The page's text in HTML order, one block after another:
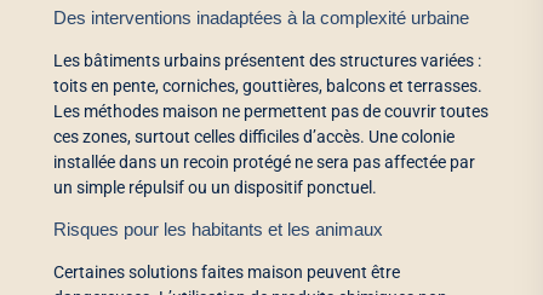
Des interventions inadaptées à la complexité urbaine
Les bâtiments urbains présentent des structures variées :
toits en pente, corniches, gouttières, balcons et terrasses.
Les méthodes maison ne permettent pas de couvrir toutes
ces zones, surtout celles difficiles d’accès. Une colonie
installée dans un recoin protégé ne sera pas affectée par
un simple répulsif ou un dispositif ponctuel.
Risques pour les habitants et les animaux
Certaines solutions faites maison peuvent être